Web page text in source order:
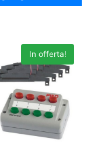
In offerta!